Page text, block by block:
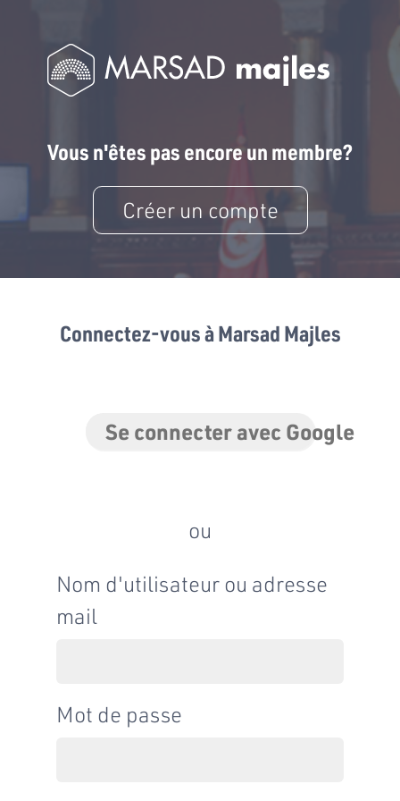
Vous n'êtes pas encore un membre?
Créer un compte
Connectez-vous à Marsad Majles
Se connecter avec Google
ou
Nom d'utilisateur ou adresse
mail
Mot de passe